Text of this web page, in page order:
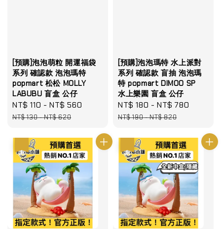
[預購]泡泡萌粒 開運福袋
系列 確認款 泡泡瑪特
popmart 松松 MOLLY
LABUBU 盲盒 公仔
Sale
price
NT$ 110 -NT$ 560
NT$ 130-NT$ 620
[預購]泡泡瑪特 水上派對
系列 確認款 盲抽 泡泡瑪
特 popmart DIMOO SP
水上樂園 盲盒 公仔
Sale
price
NT$ 180 -NT$ 780
NT$ 190-NT$ 820